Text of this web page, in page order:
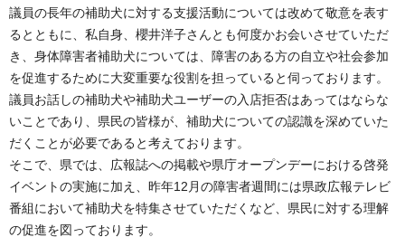
議員の長年の補助犬に対する支援活動については改めて敬意を表す
るとともに、私自身、櫻井洋子さんとも何度かお会いさせていただ
き、身体障害者補助犬については、障害のある方の自立や社会参加
を促進するために大変重要な役割を担っていると伺っております。
議員お話しの補助犬や補助犬ユーザーの入店拒否はあってはならな
いことであり、県民の皆様が、補助犬についての認識を深めていた
だくことが必要であると考えております。
そこで、県では、広報誌への掲載や県庁オープンデーにおける啓発
イベントの実施に加え、昨年12月の障害者週間には県政広報テレビ
番組において補助犬を特集させていただくなど、県民に対する理解
の促進を図っております。